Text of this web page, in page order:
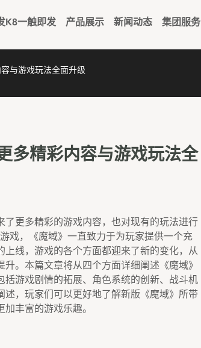
k8一触即发 产品展示 新闻动态 集团服务
与游戏玩法全面升级
多精彩内容与游戏玩法全
了更多精彩的游戏内容，也对现有的玩法进行
戏，《魔域》一直致力于为玩家提供一个充
线，游戏的各个方面都迎来了新的变化，从
。本篇文章将从四个方面详细阐述《魔域》
游戏剧情的拓展、角色系统的创新、战斗机
，玩家们可以更好地了解新版《魔域》所带
丰富的游戏乐趣。